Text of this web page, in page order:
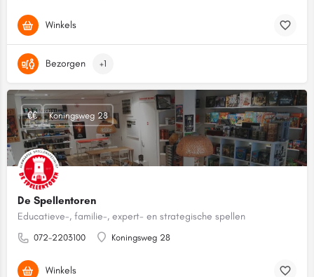
Winkels
Bezorgen +1
De Spellentoren
Educatieve-, familie-, expert- en strategische spellen
072-2203100 Koningsweg 28
€€ Koningsweg 28
Winkels